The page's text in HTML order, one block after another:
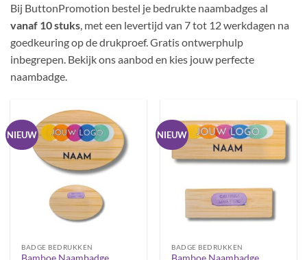
Bij ButtonPromotion bestel je bedrukte naambadges al
vanaf 10 stuks, met een levertijd van 7 tot 12 werkdagen na
goedkeuring op de drukproef. Gratis ontwerphulp
inbegrepen. Bekijk ons aanbod en kies jouw perfecte
naambadge.
NIEUW
BADGE BEDRUKKEN
NIEUW
BADGE BEDRUKKEN